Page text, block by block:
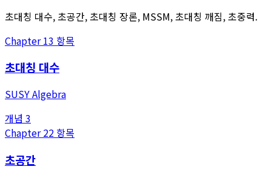
초대칭 대수, 초공간, 초대칭 장론, MSSM, 초대칭 깨짐, 초중력.
Chapter13 항목
초대칭 대수
SUSY Algebra
개념 3
Chapter22 항목
초공간